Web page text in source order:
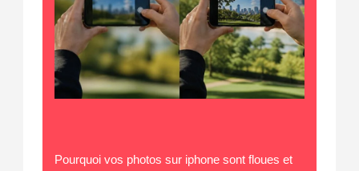
Pourquoi vos photos sur iphone sont floues et